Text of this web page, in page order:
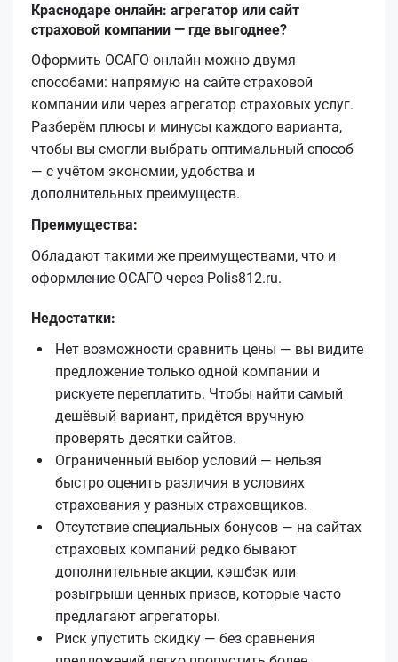
Краснодаре онлайн: агрегатор или сайт
страховой компании — где выгоднее?
Оформить ОСАГО онлайн можно двумя
способами: напрямую на сайте страховой
компании или через агрегатор страховых услуг.
Разберём плюсы и минусы каждого варианта,
чтобы вы смогли выбрать оптимальный способ
— с учётом экономии, удобства и
дополнительных преимуществ.
Преимущества:
Обладают такими же преимуществами, что и
оформление ОСАГО через Polis812.ru.
Недостатки:
Нет возможности сравнить цены — вы видите
предложение только одной компании и
рискуете переплатить. Чтобы найти самый
дешёвый вариант, придётся вручную
проверять десятки сайтов.
Ограниченный выбор условий — нельзя
быстро оценить различия в условиях
страхования у разных страховщиков.
Отсутствие специальных бонусов — на сайтах
страховых компаний редко бывают
дополнительные акции, кэшбэк или
розыгрыши ценных призов, которые часто
предлагают агрегаторы.
Риск упустить скидку — без сравнения